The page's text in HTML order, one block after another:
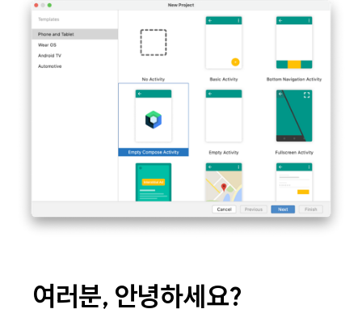
여러분, 안녕하세요?